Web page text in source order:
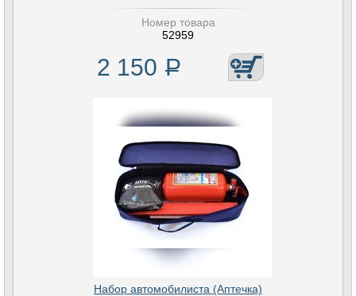
Номер товара
52959
2 150 Р
Набор автомобилиста (Аптечка)